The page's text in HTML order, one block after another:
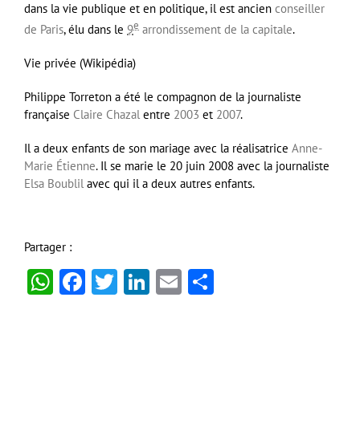
dans la vie publique et en politique, il est ancien conseiller
de Paris, élu dans le 9e arrondissement de la capitale.
Vie privée (Wikipédia)
Philippe Torreton a été le compagnon de la journaliste
française Claire Chazal entre 2003 et 2007.
Il a deux enfants de son mariage avec la réalisatrice Anne-
Marie Étienne. Il se marie le 20 juin 2008 avec la journaliste
Elsa Boublil avec qui il a deux autres enfants.
Partager :
WhatsApp
Facebook
Twitter
LinkedIn
Email